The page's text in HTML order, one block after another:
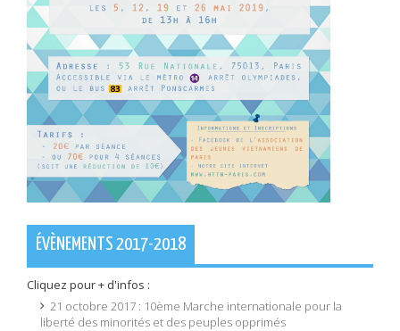
ÉVÈNEMENTS 2017-2018
Cliquez pour + d'infos :
21 octobre 2017 : 10ème Marche internationale pour la
liberté des minorités et des peuples opprimés